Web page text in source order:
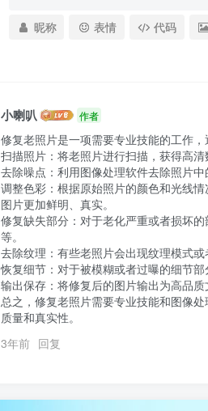
昵称
表情 代码
小喇叭 作者
修复老照片是一项需要专业技能的工作
扫描照片：将老照片进行扫描，获得高
去除噪点：利用图像处理软件去除照片
调整色彩：根据原始照片的颜色和光线
图片更加鲜明、真实。
修复缺失部分：对于老化严重或者损坏
等。
去除纹理：有些老照片会出现纹理模式
恢复细节：对于被模糊或者过曝的细节
输出保存：将修复后的图片输出为高品
总之，修复老照片需要专业技能和图像
质量和真实性。
3年前 回复